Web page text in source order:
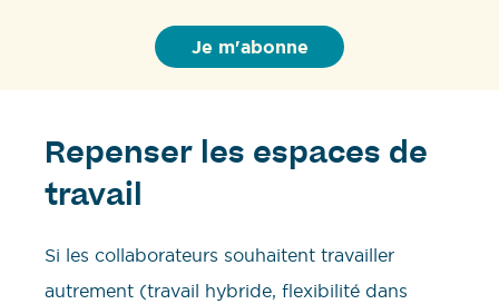
Repenser les espaces de
travail
Si les collaborateurs souhaitent travailler
autrement (travail hybride, flexibilité dans